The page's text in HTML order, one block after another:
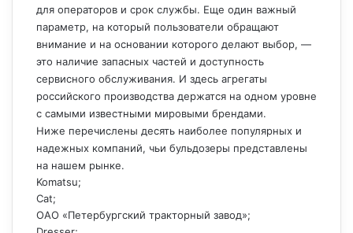
для операторов и срок службы. Еще один важный
параметр, на который пользователи обращают
внимание и на основании которого делают выбор, —
это наличие запасных частей и доступность
сервисного обслуживания. И здесь агрегаты
российского производства держатся на одном уровне
с самыми известными мировыми брендами.
Ниже перечислены десять наиболее популярных и
надежных компаний, чьи бульдозеры представлены
на нашем рынке.
Komatsu;
Cat;
ОАО «Петербургский тракторный завод»;